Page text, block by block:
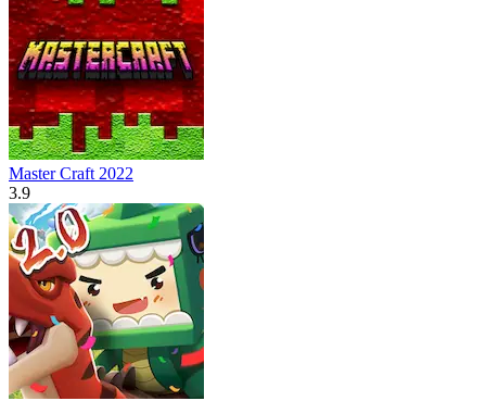
Master Craft 2022
3.9